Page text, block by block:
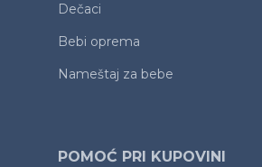
Dečaci
Bebi oprema
Nameštaj za bebe
POMOĆ PRI KUPOVINI